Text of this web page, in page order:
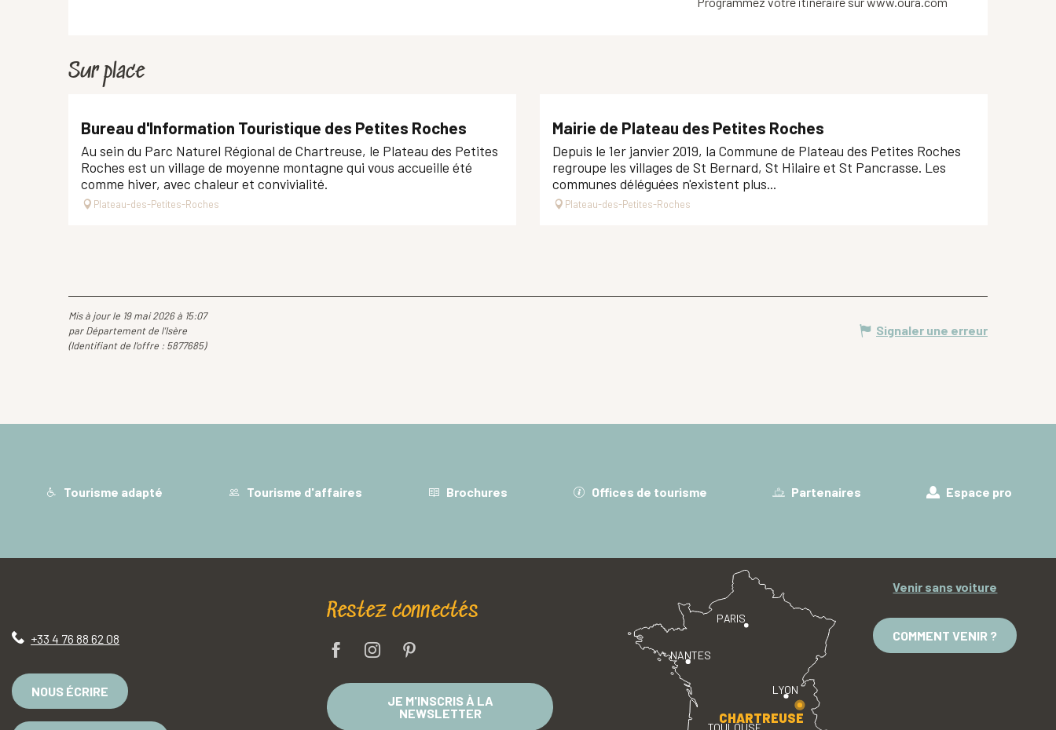
Sur place
Bureau d'Information Touristique des Petites Roches
Au sein du Parc Naturel Régional de Chartreuse, le Plateau des Petites
Roches est un village de moyenne montagne qui vous accueille été
comme hiver, avec chaleur et convivialité.
Plateau-des-Petites-Roches
Mairie de Plateau des Petites Roches
Depuis le 1er janvier 2019, la Commune de Plateau des Petites Roches
regroupe les villages de St Bernard, St Hilaire et St Pancrasse. Les
communes déléguées n'existent plus...
Plateau-des-Petites-Roches
Mis à jour le 19 mai 2026 à 15:07
par Département de l'Isère
(Identifiant de l'offre : 5877685)
Signaler une erreur
Tourisme adapté Tourisme d'affaires Brochures Offices de tourisme Partenaires Espace pro
+33 4 76 88 62 08
NOUS ÉCRIRE
Restez connectés
JE M'INSCRIS À LA
NEWSLETTER
PARIS
LYON
TOULOUSE
NANTES
CHARTREUSE
Venir sans voiture
COMMENT VENIR ?